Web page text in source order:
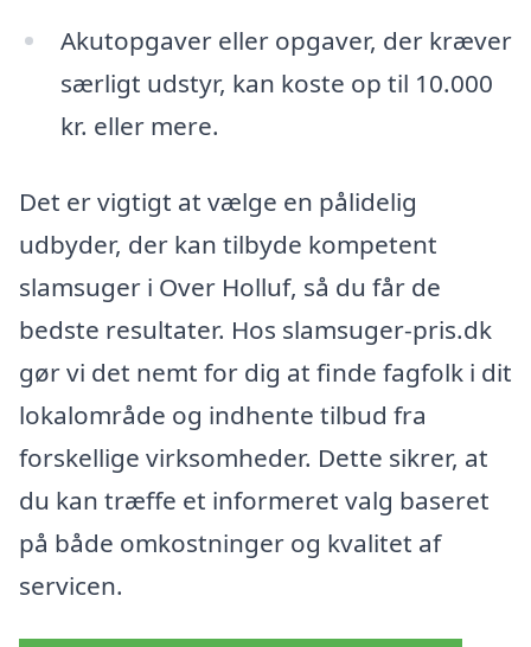
Akutopgaver eller opgaver, der kræver
særligt udstyr, kan koste op til 10.000
kr. eller mere.
Det er vigtigt at vælge en pålidelig
udbyder, der kan tilbyde kompetent
slamsuger i Over Holluf, så du får de
bedste resultater. Hos slamsuger-pris.dk
gør vi det nemt for dig at finde fagfolk i dit
lokalområde og indhente tilbud fra
forskellige virksomheder. Dette sikrer, at
du kan træffe et informeret valg baseret
på både omkostninger og kvalitet af
servicen.